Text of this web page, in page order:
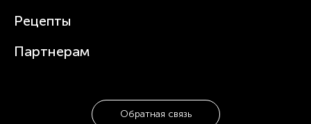
Посуда
Рецепты
Партнерам
Обратная связь